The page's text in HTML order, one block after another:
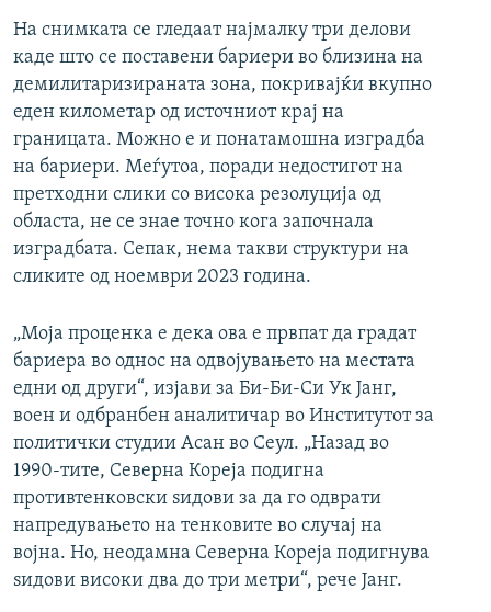
На снимката се гледаат најмалку три делови
каде што се поставени бариери во близина на
демилитаризираната зона, покривајќи вкупно
еден километар од источниот крај на
границата. Можно е и понатамошна изградба
на бариери. Меѓутоа, поради недостигот на
претходни слики со висока резолуција од
областа, не се знае точно кога започнала
изградбата. Сепак, нема такви структури на
сликите од ноември 2023 година.
„Моја проценка е дека ова е првпат да градат
бариера во однос на одвојувањето на местата
едни од други“, изјави за Би-Би-Си Ук Јанг,
воен и одбранбен аналитичар во Институтот за
политички студии Асан во Сеул. „Назад во
1990-тите, Северна Кореја подигна
противтенковски ѕидови за да го одврати
напредувањето на тенковите во случај на
војна. Но, неодамна Северна Кореја подигнува
ѕидови високи два до три метри“, рече Јанг.